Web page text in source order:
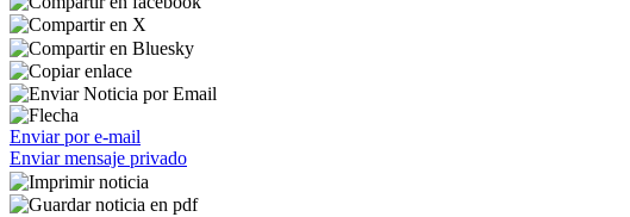
Enviar por e-mail
Enviar mensaje privado